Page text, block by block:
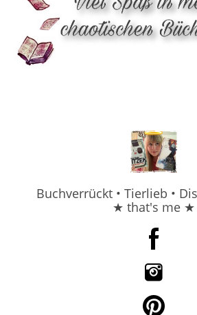
Buchverrückt • Tierlieb •
★ that's me ★